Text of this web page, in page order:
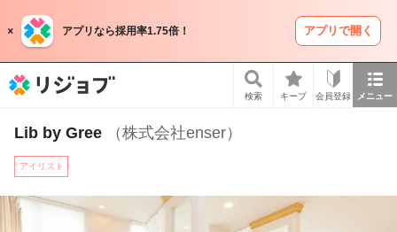
アプリなら採用率1.75倍！ アプリで開く
検索 キープ 会員登録 メニュー
Lib by Gree （株式会社enser）
アイリスト